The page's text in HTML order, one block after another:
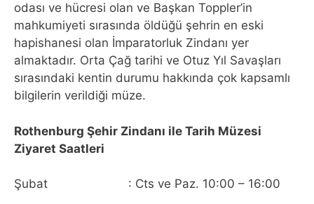
odası ve hücresi olan ve Başkan Toppler’in
mahkumiyeti sırasında öldüğü şehrin en eski
hapishanesi olan İmparatorluk Zindanı yer
almaktadır. Orta Çağ tarihi ve Otuz Yıl Savaşları
sırasındaki kentin durumu hakkında çok kapsamlı
bilgilerin verildiği müze.
Rothenburg Şehir Zindanı ile Tarih Müzesi
Ziyaret Saatleri
Şubat : Cts ve Paz. 10:00 – 16:00